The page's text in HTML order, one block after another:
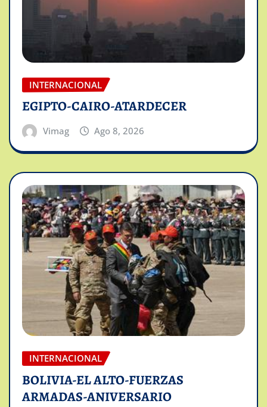
INTERNACIONAL
EGIPTO-CAIRO-ATARDECER
Vimag Ago 8, 2026
INTERNACIONAL
BOLIVIA-EL ALTO-FUERZAS
ARMADAS-ANIVERSARIO